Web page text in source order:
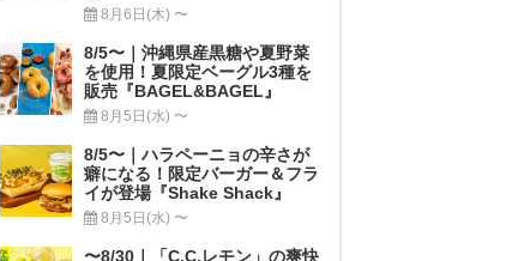
8月6日(木) 〜
8/5〜｜沖縄県産黒糖や夏野菜
を使用！夏限定ベーグル3種を
販売『BAGEL&BAGEL』
8月5日(水) 〜
8/5〜｜ハラペーニョの辛さが
癖になる！限定バーガー＆フラ
イが登場『Shake Shack』
8月5日(水) 〜
〜8/30｜「C.C.レモン」の爽快